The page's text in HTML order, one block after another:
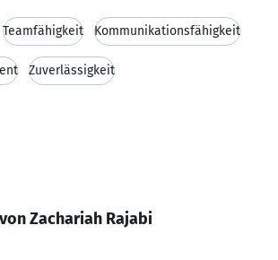
Teamfähigkeit Kommunikationsfähigkeit
Zuverlässigkeit
Zachariah Rajabi